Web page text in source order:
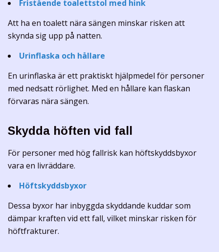
Fristående toalettstol med hink
Att ha en toalett nära sängen minskar risken att
skynda sig upp på natten.
Urinflaska och hållare
En urinflaska är ett praktiskt hjälpmedel för personer
med nedsatt rörlighet. Med en hållare kan flaskan
förvaras nära sängen.
Skydda höften vid fall
För personer med hög fallrisk kan höftskyddsbyxor
vara en livräddare.
Höftskyddsbyxor
Dessa byxor har inbyggda skyddande kuddar som
dämpar kraften vid ett fall, vilket minskar risken för
höftfrakturer.